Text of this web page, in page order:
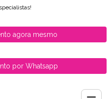
agora mesmo
por Whatsapp